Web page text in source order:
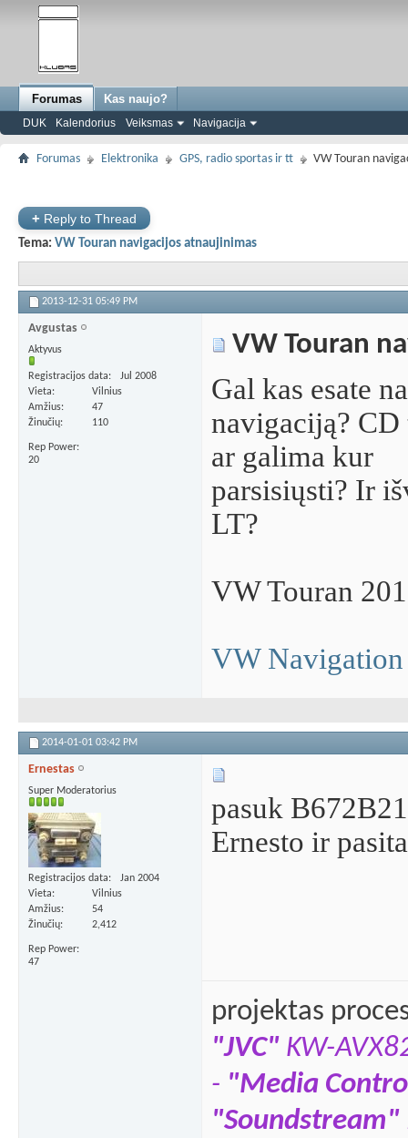
Forumas
DUK Kalendorius Veiksmas Navigacija
Kas naujo?
Forumas Elektronika GPS, radio sportas ir tt VW Touran
+ Reply to Thread
Tema: VW Touran navigacijos atnaujinimas
2013-12-31 05:49 PM
Avgustas
Aktyvus
Registracijos data
Jul 2008
Vieta
Vilnius
Amžius
47
Žinučių
110
Rep Power
20
VW Touran
Gal kas esate
navigaciją?
ar galima kur
parsisiųsti? Ir
LT?
VW Touran
VW
2014-01-01 03:42 PM
Ernestas
Super Moderatorius
Registracijos data
Jan 2004
Vieta
Vilnius
Amžius
54
Žinučių
2,412
Rep Power
47
pasuk
Ernesto ir
projektas
"JVC" KW-
- "Media
"Soundstream"